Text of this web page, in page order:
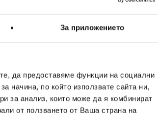
За приложението
да предоставяме функции на социални
начина, по който използвате сайта ни,
за анализ, които може да я комбинират
от ползването от Ваша страна на
Tumbler се характеризира с
гравирани в основата на
ангажира напълно всички